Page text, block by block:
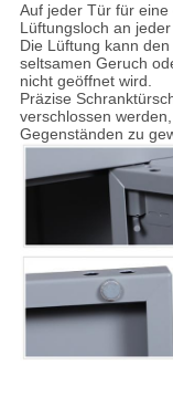
Auf jeder Tür für
Lüftungsloch an
Die Lüftung kann
seltsamen Geruch
nicht geöffnet wird.
Präzise
verschlossen
Gegenständen zu